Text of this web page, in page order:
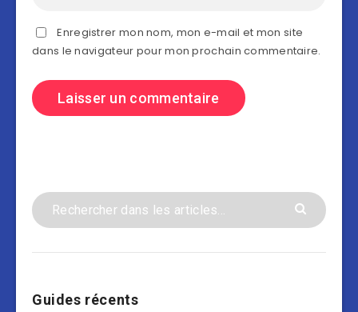
Enregistrer mon nom, mon e-mail et mon site
dans le navigateur pour mon prochain commentaire.
Guides récents